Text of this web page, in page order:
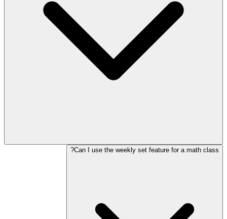
Can I use the weekly set feature for a math class?